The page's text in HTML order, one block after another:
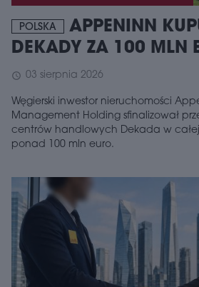
POLSKA
APPENINN
DEKADY ZA 100 MLN
schedule 03 sierpnia 2026
Węgierski inwestor nieruchomości
Management Holding sfinalizował
centrów handlowych Dekada w
ponad 100 mln euro.